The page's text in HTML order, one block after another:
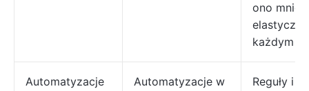
ono mniej
każdym
Automatyzacje
Automatyzacje w
Reguły i